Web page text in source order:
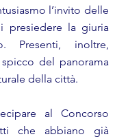
l’invito delle
presiedere la giuria
Presenti, inoltre,
del panorama
della città.
al Concorso
che abbiano già